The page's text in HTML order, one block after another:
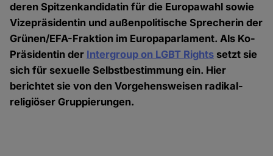
deren Spitzenkandidatin für die Europawahl sowie
Vizepräsidentin und außenpolitische Sprecherin der
Grünen/EFA-Fraktion im Europaparlament. Als Ko-
Präsidentin der Intergroup on LGBT Rights setzt sie
sich für sexuelle Selbstbestimmung ein. Hier
berichtet sie von den Vorgehensweisen radikal-
religiöser Gruppierungen.